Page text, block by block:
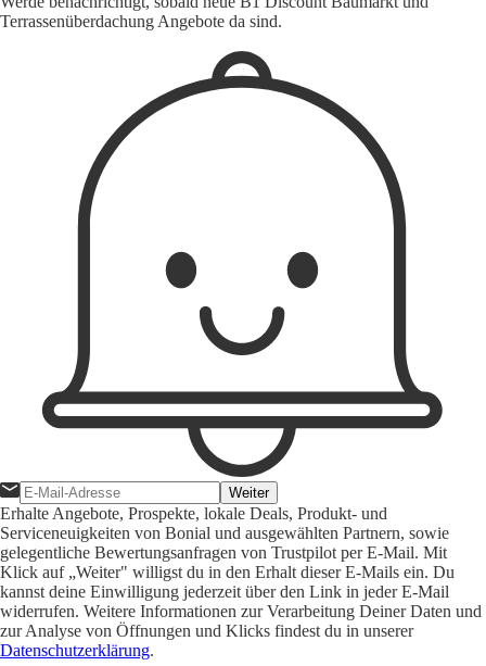
Terrassenüberdachung Angebote da sind.
Weiter
Erhalte Angebote, Prospekte, lokale Deals, Produkt- und
Serviceneuigkeiten von Bonial und ausgewählten Partnern, sowie
gelegentliche Bewertungsanfragen von Trustpilot per E-Mail. Mit
Klick auf „Weiter" willigst du in den Erhalt dieser E-Mails ein. Du
kannst deine Einwilligung jederzeit über den Link in jeder E-Mail
widerrufen. Weitere Informationen zur Verarbeitung Deiner Daten und
zur Analyse von Öffnungen und Klicks findest du in unserer
Datenschutzerklärung.